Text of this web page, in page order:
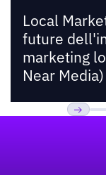
Local
future
marketing
Near Media)